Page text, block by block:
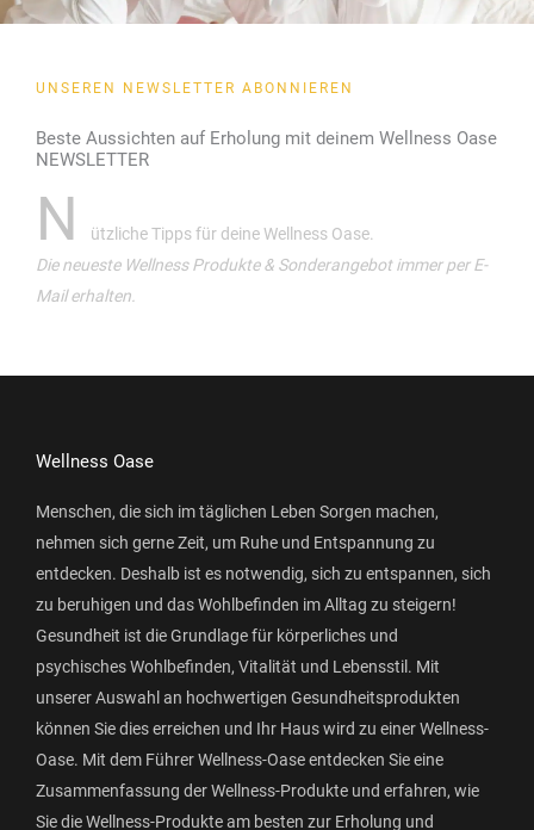
UNSEREN NEWSLETTER ABONNIEREN
Beste Aussichten auf Erholung mit deinem Wellness Oase
NEWSLETTER
N
ützliche Tipps für deine Wellness Oase.
Die neueste Wellness Produkte & Sonderangebot immer per E-
Mail erhalten.
Wellness Oase
Menschen, die sich im täglichen Leben Sorgen machen,
nehmen sich gerne Zeit, um Ruhe und Entspannung zu
entdecken. Deshalb ist es notwendig, sich zu entspannen, sich
zu beruhigen und das Wohlbefinden im Alltag zu steigern!
Gesundheit ist die Grundlage für körperliches und
psychisches Wohlbefinden, Vitalität und Lebensstil. Mit
unserer Auswahl an hochwertigen Gesundheitsprodukten
können Sie dies erreichen und Ihr Haus wird zu einer Wellness-
Oase. Mit dem Führer Wellness-Oase entdecken Sie eine
Zusammenfassung der Wellness-Produkte und erfahren, wie
Sie die Wellness-Produkte am besten zur Erholung und